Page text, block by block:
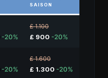
SAISON
-20%
£ 1.100
£ 900 -20%
-20%
£ 1.600
£ 1.300 -20%